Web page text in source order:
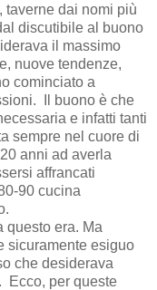
taverne dai nomi più
discutibile al buono
il massimo
nuove tendenze,
cominciato a
Il buono è che
e infatti tanti
sempre nel cuore di
anni ad averla
affrancati
90 cucina
questo era. Ma
sicuramente esiguo
che desiderava
Ecco, per queste